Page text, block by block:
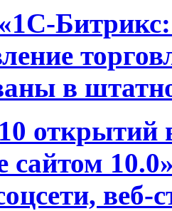
«1С-
в
10 открытий
сайтом
веб-